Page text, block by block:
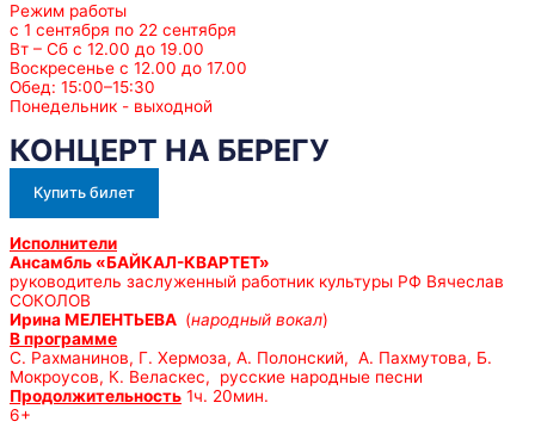
Режим работы
с 1 сентября по 22 сентября
Вт – Сб с 12.00 до 19.00
Воскресенье с 12.00 до 17.00
Обед: 15:00–15:30
Понедельник - выходной
КОНЦЕРТ НА БЕРЕГУ
Купить билет
Исполнители
Ансамбль «БАЙКАЛ-КВАРТЕТ»
руководитель заслуженный работник культуры РФ Вячеслав
СОКОЛОВ
Ирина МЕЛЕНТЬЕВА (народный вокал)
В программе
С. Рахманинов, Г. Хермоза, А. Полонский, А. Пахмутова, Б.
Мокроусов, К. Веласкес, русские народные песни
Продолжительность 1ч. 20мин.
6+